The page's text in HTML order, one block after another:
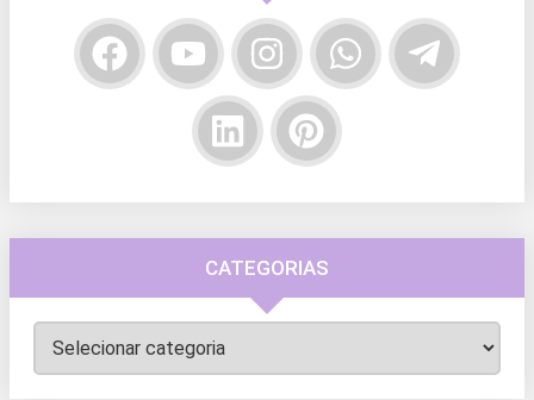
CATEGORIAS
Categorias